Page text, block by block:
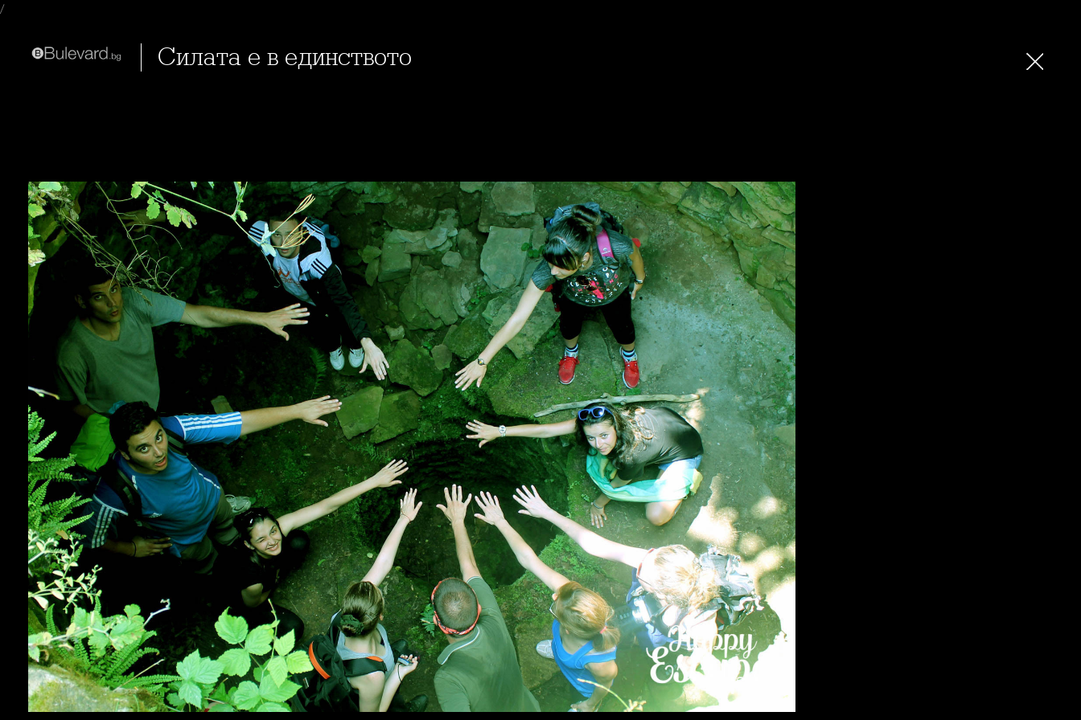
/
Силата е в единството